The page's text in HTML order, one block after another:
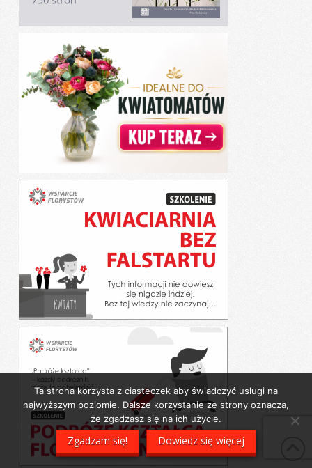
Ta strona korzysta z ciasteczek aby świadczyć usługi na
najwyższym poziomie. Dalsze korzystanie ze strony oznacza,
że zgadzasz się na ich użycie.
Zgadzam się! Dowiedz się więcej